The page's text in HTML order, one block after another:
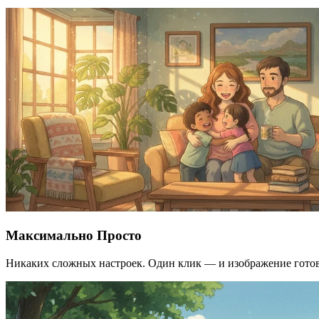
Максимально Просто
Никаких сложных настроек. Один клик — и изображение